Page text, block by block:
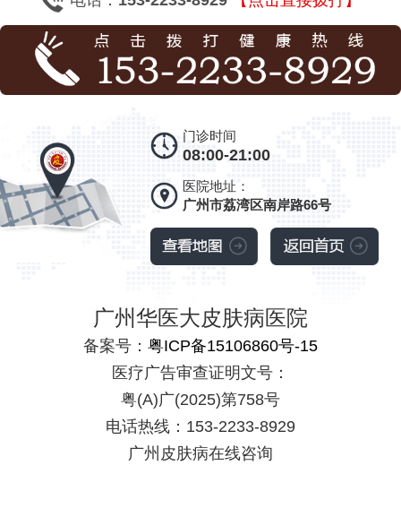
门诊时间
08:00-21:00
医院地址：
广州市荔湾区南岸路66号
广州华医大皮肤病医院
备案号： 粤ICP备15106860号-15
医疗广告审查证明文号：
粤(A)广(2025)第758号
电话热线：153-2233-8929
广州皮肤病在线咨询